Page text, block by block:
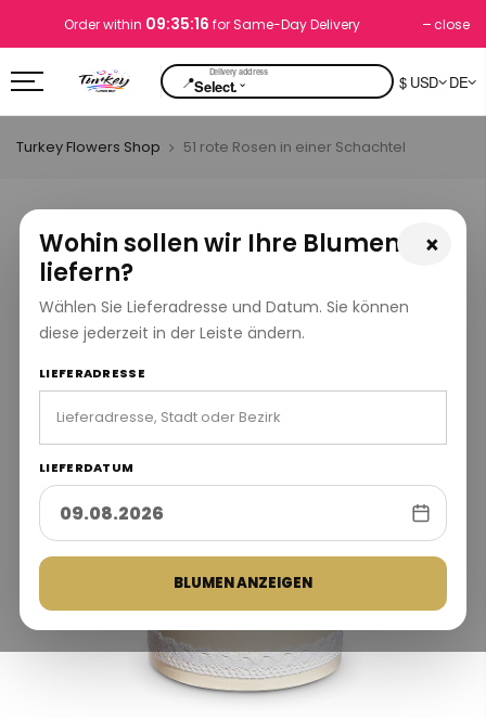
Order within 09:35:16 for Same-Day Delivery close
📍Select.⌄ $ USD DE
×
Wohin sollen wir Ihre Blumen
liefern?
Wählen Sie Lieferadresse und Datum. Sie können
diese jederzeit in der Leiste ändern.
LIEFERADRESSE
LIEFERDATUM
BLUMEN ANZEIGEN
Turkey Flowers Shop 51 rote Rosen in einer Schachtel